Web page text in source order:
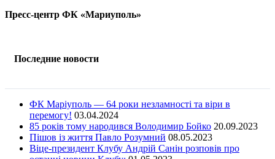
Пресс-центр ФК «Мариуполь»
Последние новости
ФК Маріуполь — 64 роки незламності та віри в
перемогу! 03.04.2024
85 років тому народився Володимир Бойко 20.09.2023
Пішов із життя Павло Розумний 08.05.2023
Віце-президент Клубу Андрій Санін розповів про